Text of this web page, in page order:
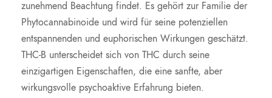
zunehmend Beachtung findet. Es gehört zur Familie der
Phytocannabinoide und wird für seine potenziellen
entspannenden und euphorischen Wirkungen geschätzt.
THC-B unterscheidet sich von THC durch seine
einzigartigen Eigenschaften, die eine sanfte, aber
wirkungsvolle psychoaktive Erfahrung bieten.